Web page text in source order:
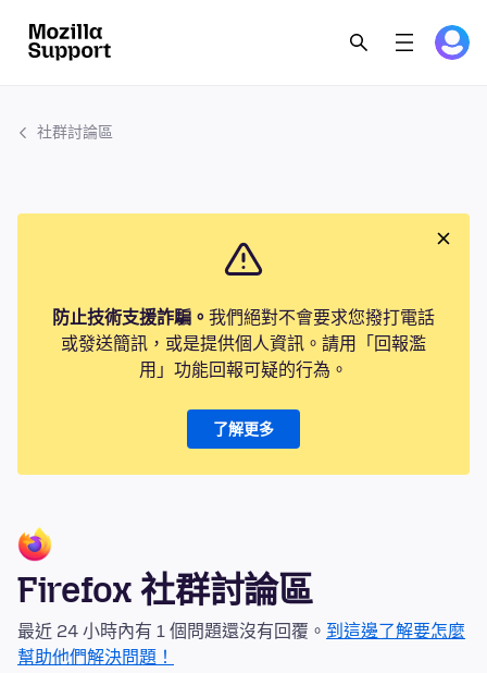
社群討論區
防止技術支援詐騙。 我們絕對不會要求您撥打電話
或發送簡訊，或是提供個人資訊。請用「回報濫
用」功能回報可疑的行為。
了解更多
Firefox 社群討論區
最近 24 小時內有 1 個問題還沒有回覆。 到這邊了解要怎麼
幫助他們解決問題！